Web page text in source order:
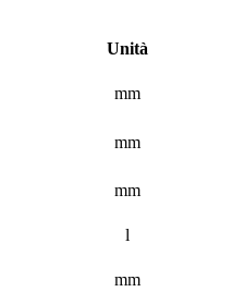
Unità
mm
mm
mm
l
mm